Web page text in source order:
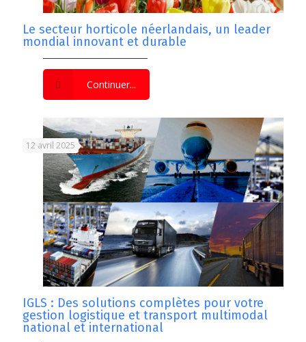
Le secteur horticole néerlandais, un leader
mondial innovant et durable
Continuer...
12 avril 2025
IGLS : Des solutions complètes pour votre
gestion logistique et transport multimodal
national et international